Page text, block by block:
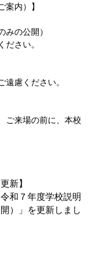
内）】
みの公開）
さい。
慮ください。
ご来場の前に、本校
新】
和７年度学校説明
）」を更新しまし